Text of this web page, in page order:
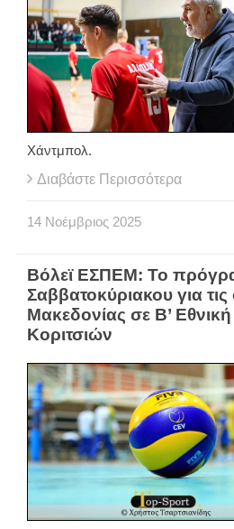
Χάντμπολ.
Διαβάστε Περισσότερα
14 Νοέμβριος 2025
Βόλεϊ ΕΣΠΕΜ: Το
Σαββατοκύριακου για
Μακεδονίας σε Β’
Κοριτσιών